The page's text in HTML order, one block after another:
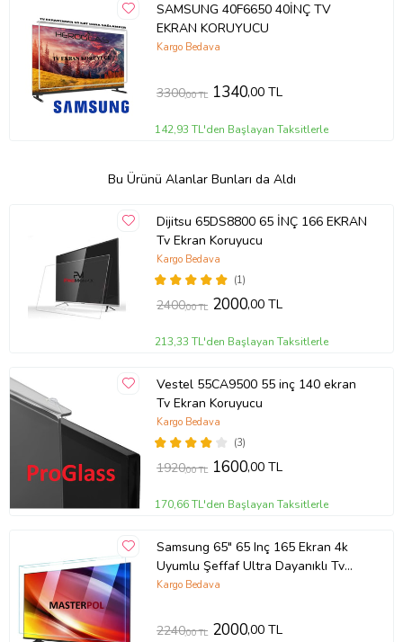
SAMSUNG 40F6650 40İNÇ TV
EKRAN KORUYUCU
Kargo Bedava
3300,00 TL 1340,00 TL
142,93 TL'den Başlayan Taksitlerle
Bu Ürünü Alanlar Bunları da Aldı
Dijitsu 65DS8800 65 İNÇ 166 EKRAN
Tv Ekran Koruyucu
(1)
Kargo Bedava
2400,00 TL 2000,00 TL
213,33 TL'den Başlayan Taksitlerle
Vestel 55CA9500 55 inç 140 ekran
Tv Ekran Koruyucu
(3)
Kargo Bedava
1920,00 TL 1600,00 TL
170,66 TL'den Başlayan Taksitlerle
Samsung 65" 65 Inç 165 Ekran 4k
Uyumlu Şeffaf Ultra Dayanıklı Tv
Ekran KORUYUCU
Kargo Bedava
2240,00 TL 2000,00 TL